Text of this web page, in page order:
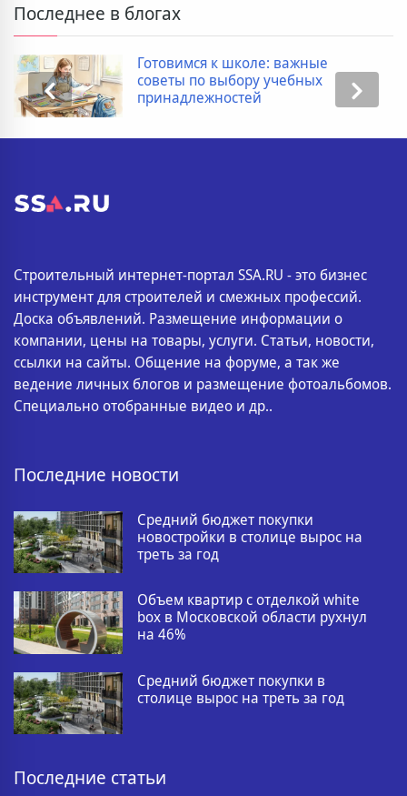
Последнее в блогах
Готовимся к школе: важные
советы по выбору учебных
принадлежностей
Строительный интернет-портал SSA.RU - это бизнес
инструмент для строителей и смежных профессий.
Доска объявлений. Размещение информации о
компании, цены на товары, услуги. Статьи, новости,
ссылки на сайты. Общение на форуме, а так же
ведение личных блогов и размещение фотоальбомов.
Специально отобранные видео и др..
Последние новости
Средний бюджет покупки
новостройки в столице вырос на
треть за год
Объем квартир с отделкой white
box в Московской области рухнул
на 46%
Средний бюджет покупки в
столице вырос на треть за год
Последние статьи